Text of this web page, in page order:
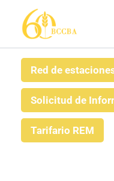
contenido
Red de
Solicitud de
Tarifario REM